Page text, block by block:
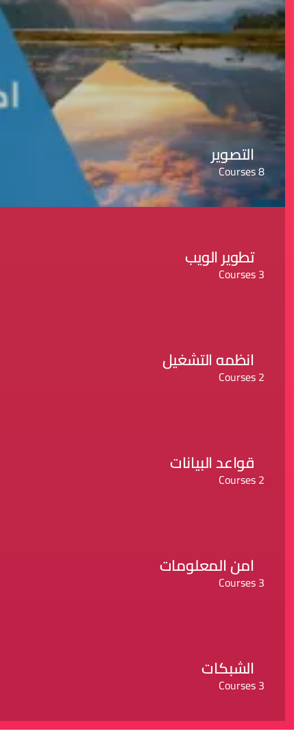
التصوير
8 Courses
تطوير الويب
3 Courses
انظمه التشغيل
2 Courses
قواعد البيانات
2 Courses
امن المعلومات
3 Courses
الشبكات
3 Courses